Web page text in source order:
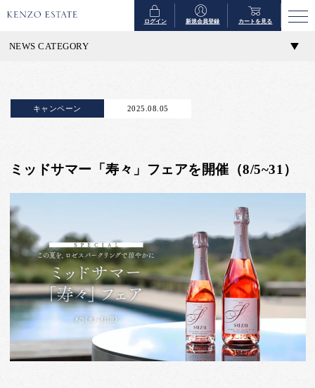
ログイン 新規会員登録 カートを見る
NEWS CATEGORY
キャンペーン 2025.08.05
ミッドサマー「寿々」フェアを開催（8/5~31）